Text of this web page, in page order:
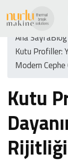
Ana SayfaBlog
Kutu Profiller:
Modern Cephe
Kutu